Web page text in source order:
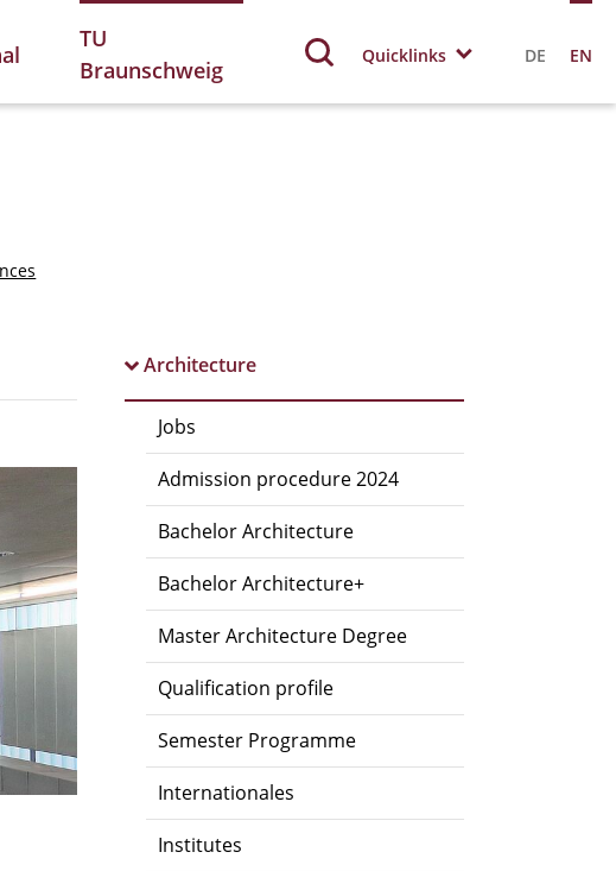
TU
Braunschweig
Quicklinks DE EN
Architecture
Jobs
Admission procedure 2024
Bachelor Architecture
Bachelor Architecture+
Master Architecture Degree
Qualification profile
Semester Programme
Internationales
Institutes